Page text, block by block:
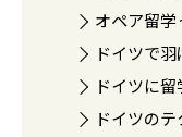
オペア留学
ドイツで
ドイツに
ドイツのテ